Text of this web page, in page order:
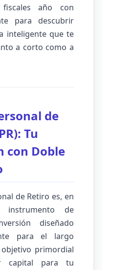
fiscales año con
para descubrir
inteligente que te
a corto como a
de
Tu
con Doble
de Retiro es, en
instrumento de
diseñado
para el largo
primordial
capital para tu